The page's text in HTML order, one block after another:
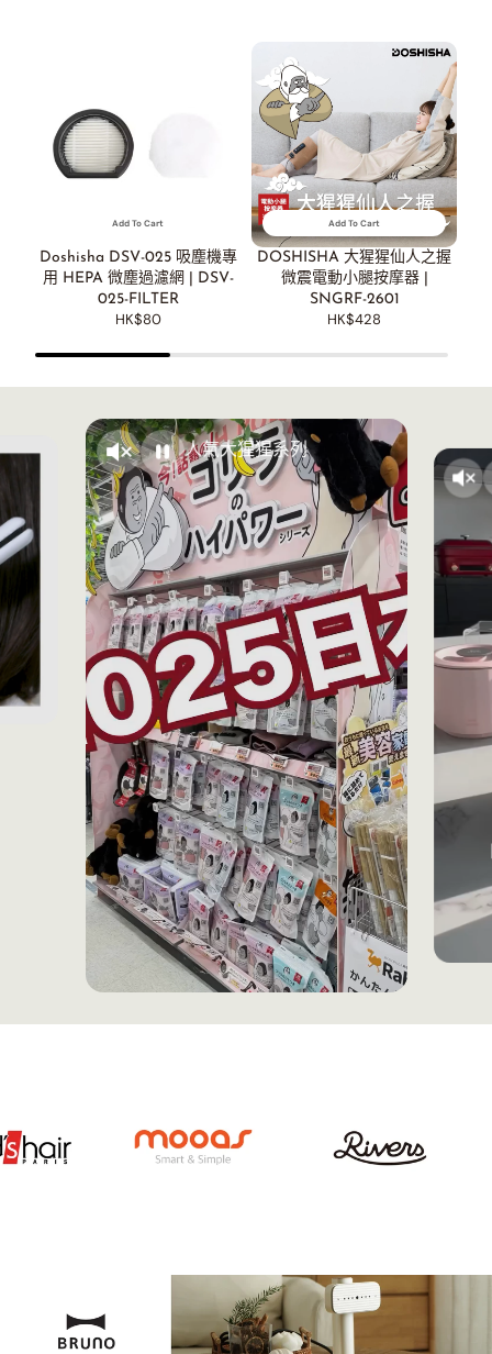
Add To Cart
Doshisha DSV-025 吸塵機專
用 HEPA 微塵過濾網 | DSV-
025-FILTER
HK$80
Add To Cart
DOSHISHA 大猩猩仙人之握
微震電動小腿按摩器 |
SNGRF-2601
HK$428
人氣大猩猩系列